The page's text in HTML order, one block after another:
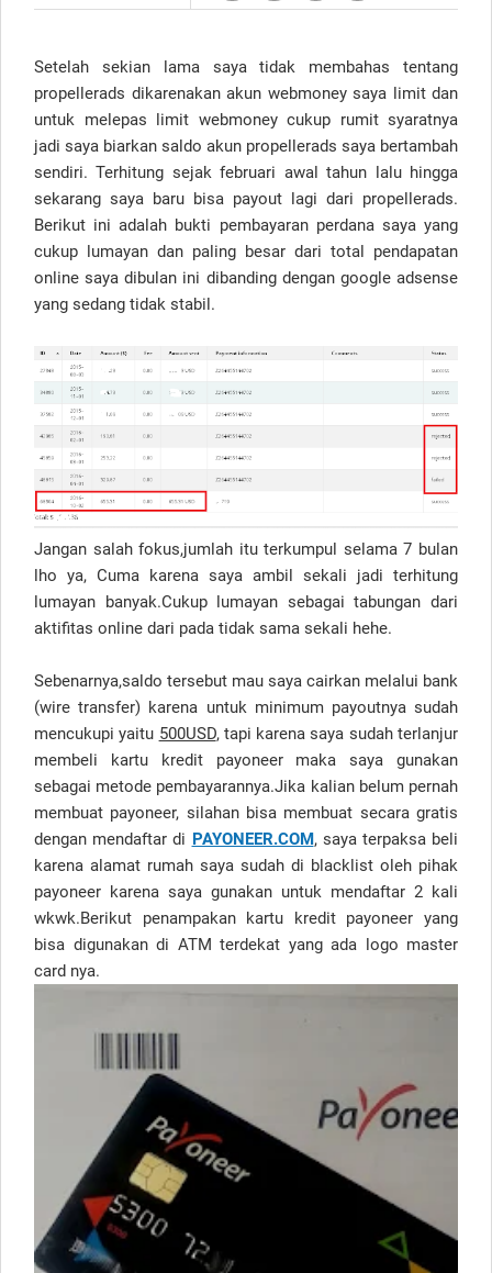
Setelah sekian lama saya tidak membahas tentang
propellerads dikarenakan akun webmoney saya limit dan
untuk melepas limit webmoney cukup rumit syaratnya
jadi saya biarkan saldo akun propellerads saya bertambah
sendiri. Terhitung sejak februari awal tahun lalu hingga
sekarang saya baru bisa payout lagi dari propellerads.
Berikut ini adalah bukti pembayaran perdana saya yang
cukup lumayan dan paling besar dari total pendapatan
online saya dibulan ini dibanding dengan google adsense
yang sedang tidak stabil.
Jangan salah fokus,jumlah itu terkumpul selama 7 bulan
lho ya, Cuma karena saya ambil sekali jadi terhitung
lumayan banyak.Cukup lumayan sebagai tabungan dari
aktifitas online dari pada tidak sama sekali hehe.
Sebenarnya,saldo tersebut mau saya cairkan melalui bank
(wire transfer) karena untuk minimum payoutnya sudah
mencukupi yaitu 500USD, tapi karena saya sudah terlanjur
membeli kartu kredit payoneer maka saya gunakan
sebagai metode pembayarannya.Jika kalian belum pernah
membuat payoneer, silahan bisa membuat secara gratis
dengan mendaftar di PAYONEER.COM, saya terpaksa beli
karena alamat rumah saya sudah di blacklist oleh pihak
payoneer karena saya gunakan untuk mendaftar 2 kali
wkwk.Berikut penampakan kartu kredit payoneer yang
bisa digunakan di ATM terdekat yang ada logo master
card nya.